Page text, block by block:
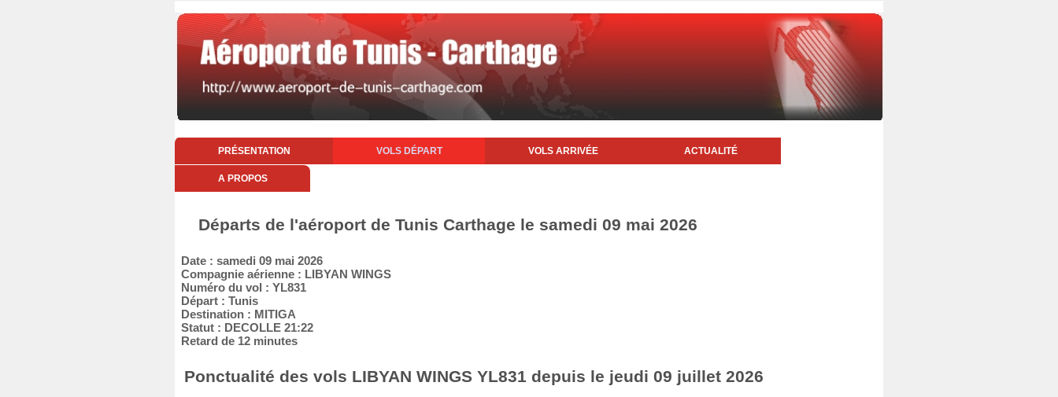
PRÉSENTATION VOLS DÉPART VOLS ARRIVÉE ACTUALITÉ
A PROPOS
Départs de l'aéroport de Tunis Carthage le samedi 09 mai 2026
Date : samedi 09 mai 2026
Compagnie aérienne : LIBYAN WINGS
Numéro du vol : YL831
Départ : Tunis
Destination : MITIGA
Statut : DECOLLE 21:22
Retard de 12 minutes
Ponctualité des vols LIBYAN WINGS YL831 depuis le jeudi 09 juillet 2026